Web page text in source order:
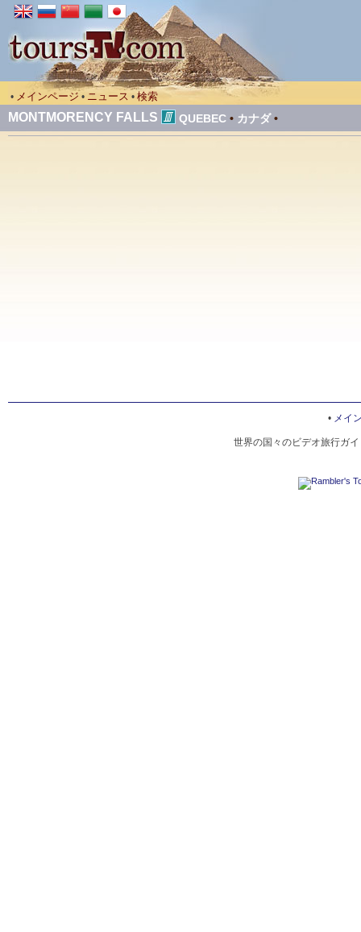
• メインページ • ニュース • 検索
MONTMORENCY FALLS QUEBEC • カナダ•
• メイ
世界の国々のビデオ旅行ガ